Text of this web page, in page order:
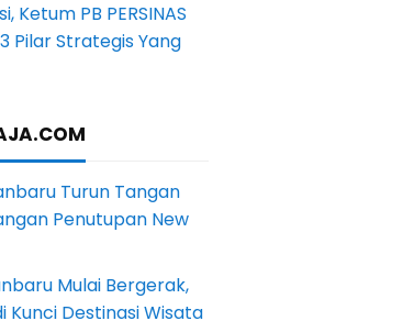
Ketum PB PERSINAS
Pilar Strategis Yang
Turun Tangan
Penutupan New
Mulai Bergerak,
Kunci Destinasi Wisata